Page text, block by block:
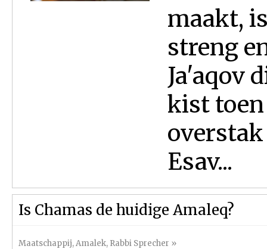
maakt,
streng
Ja'aqov
kist
Esav...
Is Chamas de huidige Amaleq?
Maatschappij,Amalek, Rabbi Sprecher »